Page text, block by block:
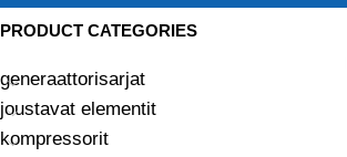
PRODUCT CATEGORIES
generaattorisarjat
joustavat elementit
kompressorit